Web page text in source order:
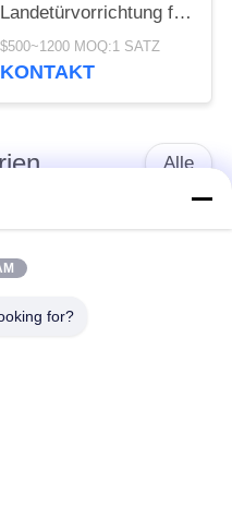
Landetürvorrichtung für
Aufzüge mit ≤ AC230V,
≤ DC110V Spannung
$500~1200 MOQ:1 SATZ
KONTAKT
Alle
Maschinen-Raum
weniger Aufzug
for?